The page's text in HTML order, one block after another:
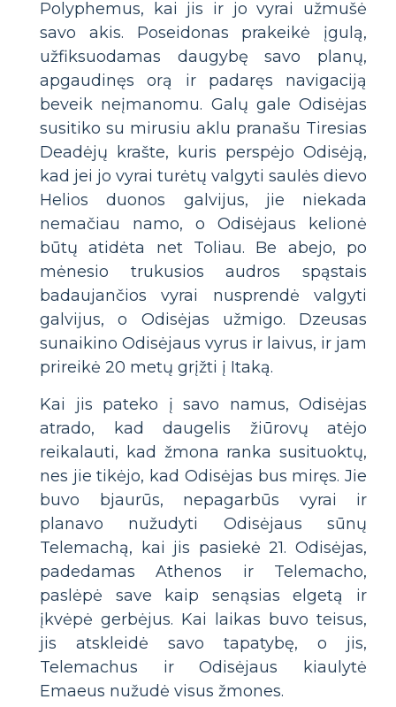
Polyphemus, kai jis ir jo vyrai užmušė
savo akis. Poseidonas prakeikė įgulą,
užfiksuodamas daugybę savo planų,
apgaudinęs orą ir padaręs navigaciją
beveik neįmanomu. Galų gale Odisėjas
susitiko su mirusiu aklu pranašu Tiresias
Deadėjų krašte, kuris perspėjo Odisėją,
kad jei jo vyrai turėtų valgyti saulės dievo
Helios duonos galvijus, jie niekada
nemačiau namo, o Odisėjaus kelionė
būtų atidėta net Toliau. Be abejo, po
mėnesio trukusios audros spąstais
badaujančios vyrai nusprendė valgyti
galvijus, o Odisėjas užmigo. Dzeusas
sunaikino Odisėjaus vyrus ir laivus, ir jam
prireikė 20 metų grįžti į Itaką.
Kai jis pateko į savo namus, Odisėjas
atrado, kad daugelis žiūrovų atėjo
reikalauti, kad žmona ranka susituoktų,
nes jie tikėjo, kad Odisėjas bus miręs. Jie
buvo bjaurūs, nepagarbūs vyrai ir
planavo nužudyti Odisėjaus sūnų
Telemachą, kai jis pasiekė 21. Odisėjas,
padedamas Athenos ir Telemacho,
paslėpė save kaip senąsias elgetą ir
įkvėpė gerbėjus. Kai laikas buvo teisus,
jis atskleidė savo tapatybę, o jis,
Telemachus ir Odisėjaus kiaulytė
Emaeus nužudė visus žmones.